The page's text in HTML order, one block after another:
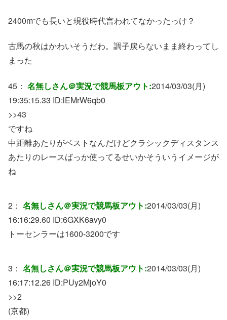
2400mでも長いと現役時代言われてなかったっけ？
古馬の秋はかわいそうだわ。調子戻らないまま終わってし
まった
45： 名無しさん＠実況で競馬板アウト:2014/03/03(月)
19:35:15.33 ID:lEMrW6qb0
>>43
ですね
中距離あたりがベストなんだけどクラシックディスタンス
あたりのレースばっか使ってるせいかそういうイメージが
ね
2： 名無しさん＠実況で競馬板アウト:2014/03/03(月)
16:16:29.60 ID:6GXK6avy0
トーセンラーは1600-3200です
3： 名無しさん＠実況で競馬板アウト:2014/03/03(月)
16:17:12.26 ID:PUy2MjoY0
>>2
(京都)